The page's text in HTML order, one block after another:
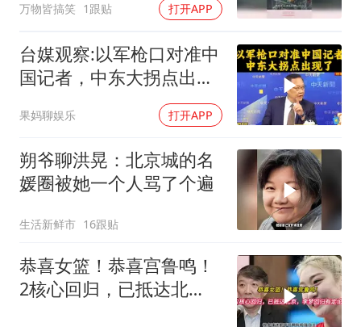
万物皆搞笑 1跟贴 打开APP
台媒观察:以军枪口对准中
国记者，中东大拐点出现
果妈聊娱乐 打开APP
朔爷聊洪晃：北京城的名
媛圈被她一个人骂了个遍
生活新鲜市 16跟贴
恭喜女篮！恭喜宫鲁鸣！
2核心回归，已抵达北